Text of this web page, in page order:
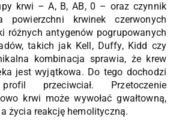
krwi – A, B, AB, 0 – oraz czynnik
powierzchni krwinek czerwonych
różnych antygenów pogrupowanych
takich jak Kell, Duffy, Kidd czy
kombinacja sprawia, że krew
jest wyjątkowa. Do tego dochodzi
przeciwciał. Przetoczenie
krwi może wywołać gwałtowną,
życia reakcję hemolityczną.